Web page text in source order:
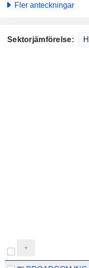
Fler anteckningar
Sektorjämförelse: